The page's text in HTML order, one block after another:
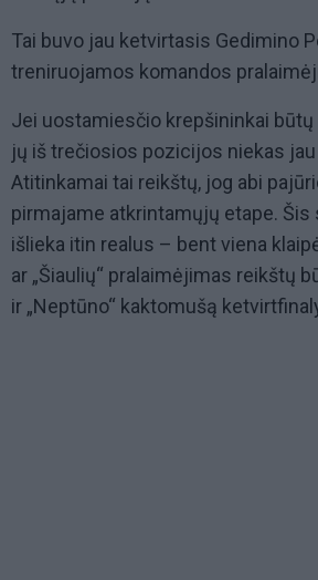
Tai buvo jau ketvirtasis Gedimino
treniruojamos komandos
Jei uostamiesčio krepšininkai
jų iš trečiosios pozicijos niekas
Atitinkamai tai reikštų, jog abi
pirmajame atkrintamųjų etape.
išlieka itin realus – bent viena
ar „Šiaulių“ pralaimėjimas reikštų
ir „Neptūno“ kaktomušą